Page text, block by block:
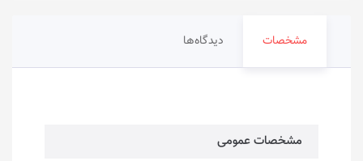
مشخصات دیدگاه‌ها
مشخصات عمومی